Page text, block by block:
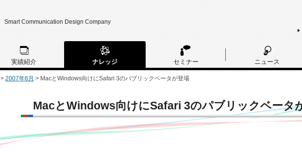
Smart Communication Design Company
実績紹介 ナレッジ セミナー ニュース
> 2007年6月 > MacとWindows向けにSafari 3のパブリックベータが登場
MacとWindows向けにSafari 3のパブリックベータ